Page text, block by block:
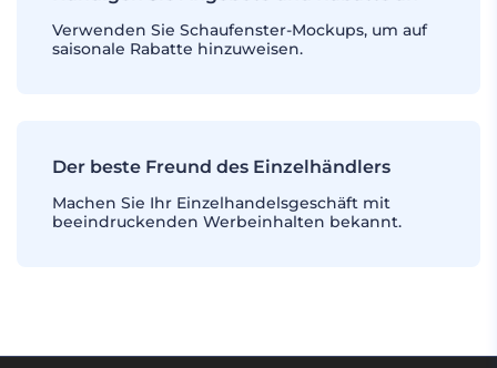
Verwenden Sie Schaufenster-Mockups, um auf
saisonale Rabatte hinzuweisen.
Der beste Freund des Einzelhändlers
Machen Sie Ihr Einzelhandelsgeschäft mit
beeindruckenden Werbeinhalten bekannt.